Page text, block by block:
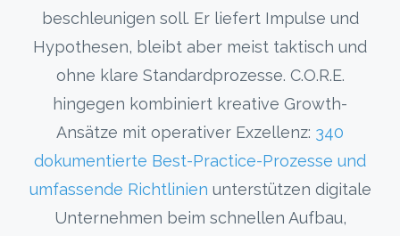
beschleunigen soll. Er liefert Impulse und
Hypothesen, bleibt aber meist taktisch und
ohne klare Standardprozesse. C.O.R.E.
hingegen kombiniert kreative Growth-
Ansätze mit operativer Exzellenz: 340
dokumentierte Best-Practice-Prozesse und
umfassende Richtlinien unterstützen digitale
Unternehmen beim schnellen Aufbau,